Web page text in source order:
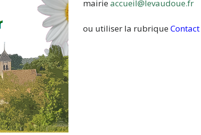
mairieaccueil@levaudoue.fr
ou utiliser la rubriqueContact